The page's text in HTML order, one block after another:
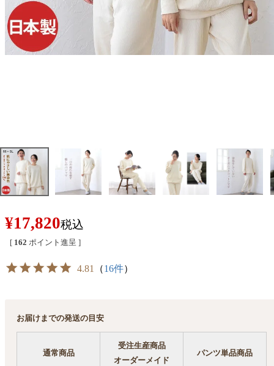
¥17,820税込
[ 162 ポイント進呈 ]
4.81 （16件）
お届けまでの発送の目安
通常商品
受注生産商品
オーダーメイド
パンツ単品商品